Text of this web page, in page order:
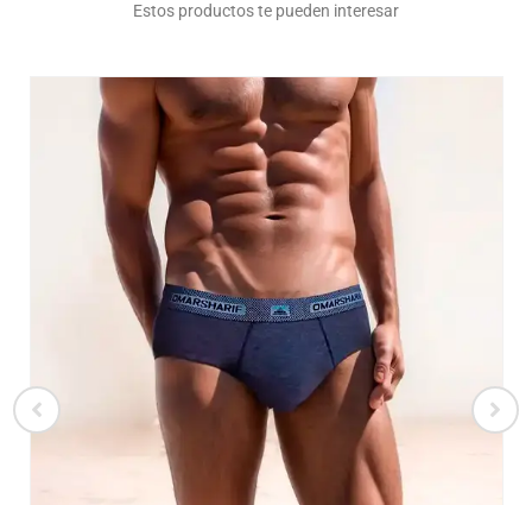
Estos productos te pueden interesar